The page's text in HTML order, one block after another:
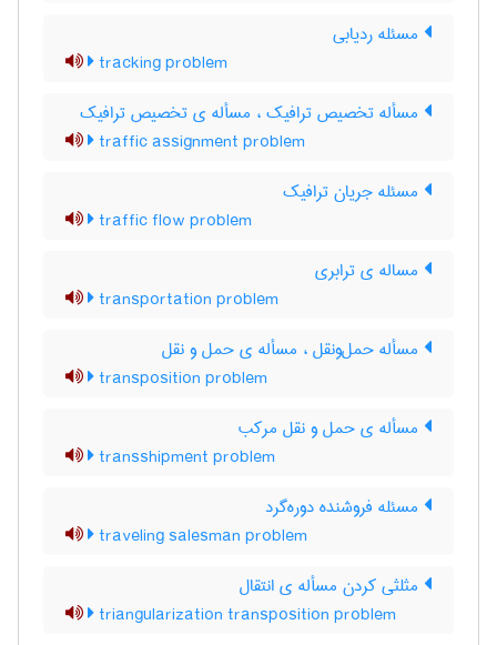
مسئله ردیابی
tracking problem
مسأله تخصیص ترافیک ، مسأله ی تخصیص ترافیک
traffic assignment problem
مسئله جریان ترافیک
traffic flow problem
مساله ی ترابری
transportation problem
مسأله حمل‌و‌نقل ، مسأله ی حمل و نقل
transposition problem
مسأله ی حمل و نقل مرکب
transshipment problem
مسئله فروشنده دوره‌گرد
traveling salesman problem
مثلثی کردن مسأله ی انتقال
triangularization transposition problem